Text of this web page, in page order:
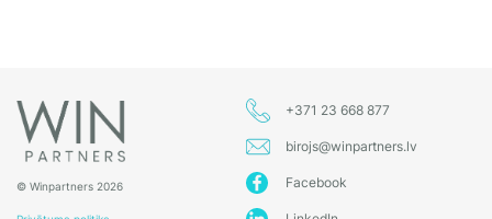
© Winpartners 2026
+371 23 668 877
birojs@winpartners.lv
Facebook